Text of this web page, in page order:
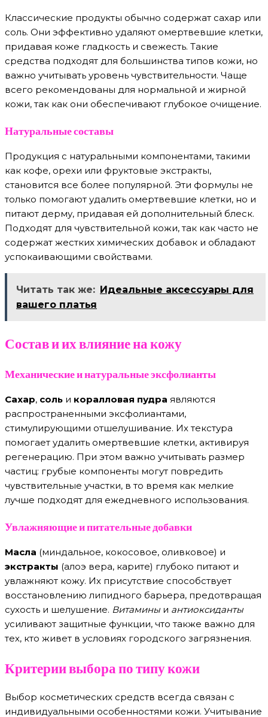
Классические продукты обычно содержат сахар или
соль. Они эффективно удаляют омертвевшие клетки,
придавая коже гладкость и свежесть. Такие
средства подходят для большинства типов кожи, но
важно учитывать уровень чувствительности. Чаще
всего рекомендованы для нормальной и жирной
кожи, так как они обеспечивают глубокое очищение.
Натуральные составы
Продукция с натуральными компонентами, такими
как кофе, орехи или фруктовые экстракты,
становится все более популярной. Эти формулы не
только помогают удалить омертвевшие клетки, но и
питают дерму, придавая ей дополнительный блеск.
Подходят для чувствительной кожи, так как часто не
содержат жестких химических добавок и обладают
успокаивающими свойствами.
Читать так же: Идеальные аксессуары для
вашего платья
Состав и их влияние на кожу
Механические и натуральные эксфолианты
Сахар, соль и коралловая пудра являются
распространенными эксфолиантами,
стимулирующими отшелушивание. Их текстура
помогает удалить омертвевшие клетки, активируя
регенерацию. При этом важно учитывать размер
частиц: грубые компоненты могут повредить
чувствительные участки, в то время как мелкие
лучше подходят для ежедневного использования.
Увлажняющие и питательные добавки
Масла (миндальное, кокосовое, оливковое) и
экстракты (алоэ вера, карите) глубоко питают и
увлажняют кожу. Их присутствие способствует
восстановлению липидного барьера, предотвращая
сухость и шелушение. Витаминыи антиоксиданты
усиливают защитные функции, что также важно для
тех, кто живет в условиях городского загрязнения.
Критерии выбора по типу кожи
Выбор косметических средств всегда связан с
индивидуальными особенностями кожи. Учитывание